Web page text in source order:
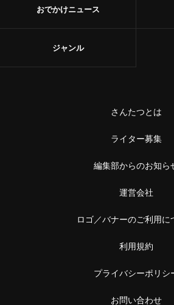
おでかけニュース
ジャンル
さんたつとは
ライター募集
編集部からのお知ら
運営会社
ロゴ／バナーのご利用に
利用規約
プライバシーポリシ
お問い合わせ